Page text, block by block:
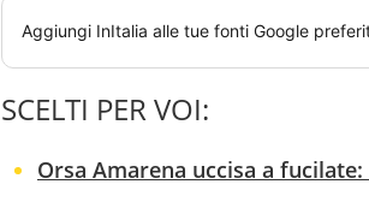
Aggiungi InItalia alle tue fonti Google
SCELTI PER VOI:
Orsa Amarena uccisa a